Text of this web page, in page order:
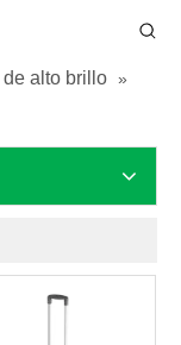
de alto brillo »